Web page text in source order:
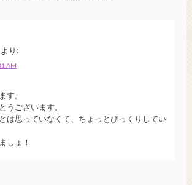
より:
AM
す。
うございます。
は思っていなくて、ちょっとびっくりしてい
しょ！